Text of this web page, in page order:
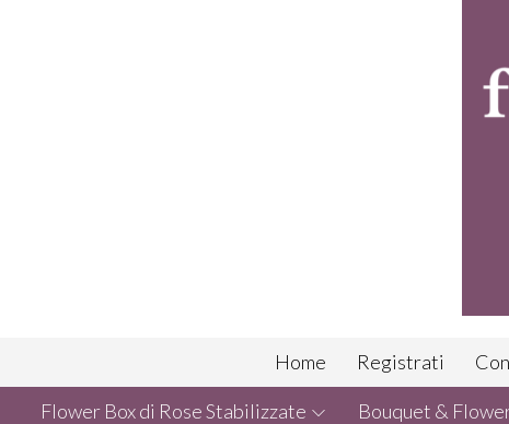
Home Registrati
Flower Box di Rose Stabilizzate Bouquet &